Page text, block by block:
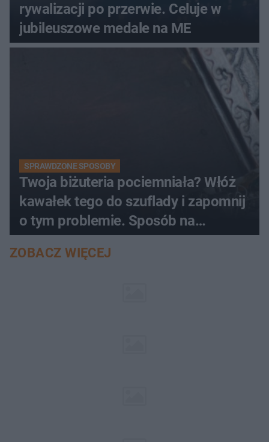
rywalizacji po przerwie. Celuje w
jubileuszowe medale na ME
SPRAWDZONE SPOSOBY
Twoja biżuteria pociemniała? Włóż
kawałek tego do szuflady i zapomnij
o tym problemie. Sposób na
pociemniałą biżuterię
ZOBACZ WIĘCEJ